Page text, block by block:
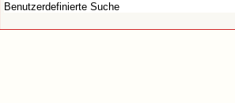
Benutzerdefinierte Suche